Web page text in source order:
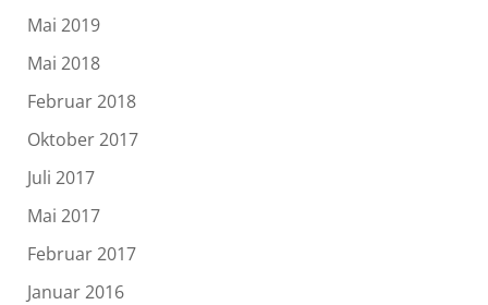
Mai 2019
Mai 2018
Februar 2018
Oktober 2017
Juli 2017
Mai 2017
Februar 2017
Januar 2016